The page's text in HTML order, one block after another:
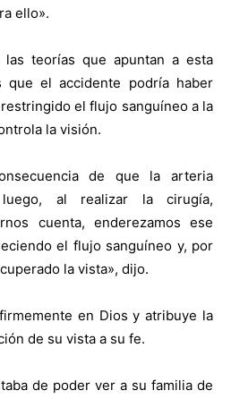
ello».
teorías que apuntan a esta
que el accidente podría haber
el flujo sanguíneo a la
la visión.
de que la arteria
al realizar la cirugía,
cuenta, enderezamos ese
el flujo sanguíneo y, por
la vista», dijo.
en Dios y atribuye la
de su vista a su fe.
de poder ver a su familia de